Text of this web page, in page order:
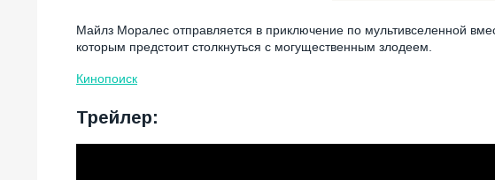
Майлз Моралес отправляется в приключение по мультивселенной
которым предстоит столкнуться с могущественным злодеем.
Кинопоиск
Трейлер: